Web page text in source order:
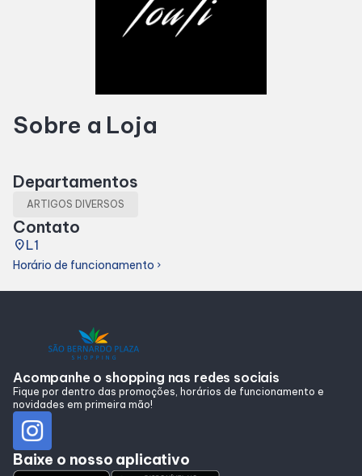
Cinema
Fique por dentro
Programa de benefícios
Sobre a Loja
Departamentos
ARTIGOS DIVERSOS
Contato
placeL1
Horário de funcionamento chevron_right
Acompanhe o shopping nas redes sociais
Fique por dentro das promoções, horários de funcionamento e
novidades em primeira mão!
Baixe o nosso aplicativo